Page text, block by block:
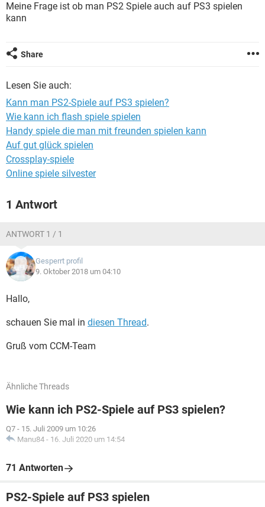
FACEBOOK
WINDOWS 10 INSTAGRAM
Meine Frage ist ob man PS2 Spiele auch auf PS3 spielen
kann
Share
Lesen Sie auch:
Kann man PS2-Spiele auf PS3 spielen?
Wie kann ich flash spiele spielen
Handy spiele die man mit freunden spielen kann
Auf gut glück spielen
Crossplay-spiele
Online spiele silvester
1 Antwort
ANTWORT 1 / 1
Gesperrt profil
9. Oktober 2018 um 04:10
Hallo,
schauen Sie mal in diesen Thread.
Gruß vom CCM-Team
Ähnliche Threads
Wie kann ich PS2-Spiele auf PS3 spielen?
Q7 - 15. Juli 2009 um 10:26
Manu84 - 16. Juli 2020 um 14:54
71 Antworten
PS2-Spiele auf PS3 spielen